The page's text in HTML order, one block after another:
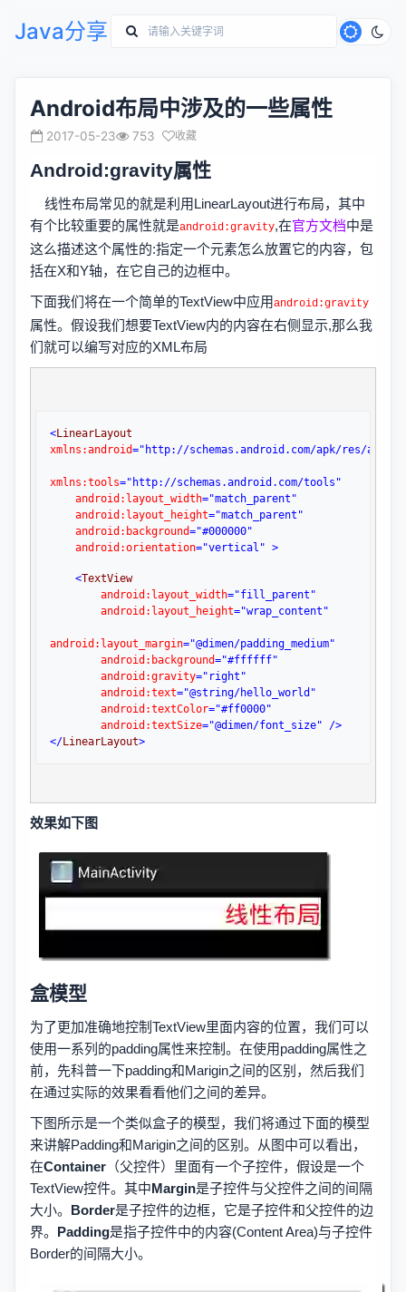
Java分享
Android布局中涉及的一些属性
2017-05-23 753 收藏
Android:gravity属性
线性布局常见的就是利用LinearLayout进行布局，其中
有个比较重要的属性就是android:gravity,在官方文档中是
这么描述这个属性的:指定一个元素怎么放置它的内容，包
括在X和Y轴，在它自己的边框中。
下面我们将在一个简单的TextView中应用android:gravity
属性。假设我们想要TextView内的内容在右侧显示,那么我
们就可以编写对应的XML布局
<
xmlns:android="http://schemas.android.com/apk/res/
xmlns:tools="http://schemas.android.com/tools"
    android:layout_width
="match_parent"
    android:layout_height
="match_parent"
    android:background
="#000000"
    android:orientation
="vertical" >
<TextView
android:layout_width="fill_parent"
        android:layout_height
="wrap_content"
android:layout_margin="@dimen/padding_medium"
        android:background
="#ffffff"
        android:gravity
="right"
        android:text
="@string/hello_world"
        android:textColor
="#ff0000"
        android:textSize
="@dimen/font_size"
/>
</LinearLayout>
效果如下图
盒模型
为了更加准确地控制TextView里面内容的位置，我们可以
使用一系列的padding属性来控制。在使用padding属性之
前，先科普一下padding和Marigin之间的区别，然后我们
在通过实际的效果看看他们之间的差异。
下图所示是一个类似盒子的模型，我们将通过下面的模型
来讲解Padding和Marigin之间的区别。从图中可以看出，
在Container （父控件）里面有一个子控件，假设是一个
TextView控件。其中Margin是子控件与父控件之间的间隔
大小。 Border是子控件的边框，它是子控件和父控件的边
界。 Padding是指子控件中的内容(Content Area)与子控件
Border的间隔大小。